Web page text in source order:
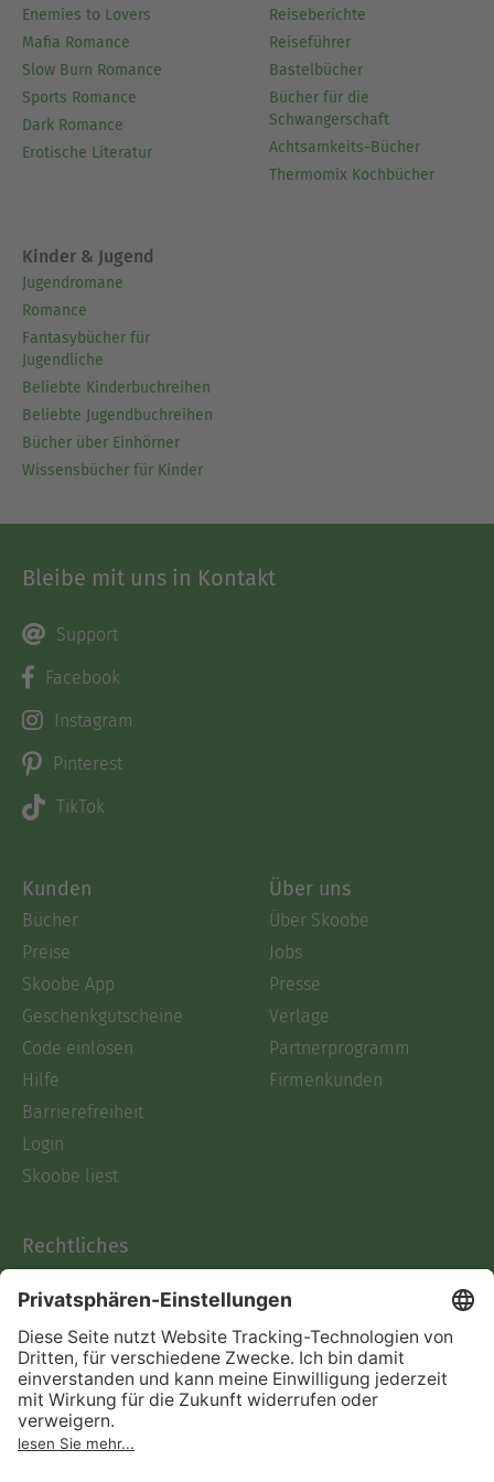
Thomas Mann bewunderten sie für ihre
Begabung. Selma Lagerlöf starb am 16. März 1940
auf dem Gut Mårbacka.
Werkauswahl:
Gösta Berling (1891)
mit den Wildgänsen
Der Fuhrmann des Todes
Der Kaiser von Portugallien
Enemies to Lovers
Mafia Romance
Slow Burn Romance
Sports Romance
Dark Romance
Erotische Literatur
Reiseberichte
Reiseführer
Bastelbücher
Bücher für die
Schwangerschaft
Achtsamkeits-Bücher
Thermomix Kochbücher
Kinder & Jugend
Jugendromane
Romance
Fantasybücher für
Jugendliche
Beliebte Kinderbuchreihen
Beliebte Jugendbuchreihen
Bücher über Einhörner
Wissensbücher für Kinder
Bleibe mit uns in Kontakt
Support
Facebook
Instagram
Pinterest
TikTok
Kunden
Bücher
Preise
Skoobe App
Geschenkgutscheine
Code einlösen
Hilfe
Barrierefreiheit
Login
Skoobe liest
Über uns
Über Skoobe
Jobs
Presse
Verlage
Partnerprogramm
Firmenkunden
Rechtliches
AGB
Informationen nach Data
Act
Verträge hier kündigen
Impressum